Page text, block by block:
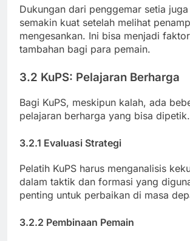
Dukungan dari penggemar setia
semakin kuat setelah melihat
mengesankan. Ini bisa menjadi
tambahan bagi para pemain.
3.2 KuPS: Pelajaran Berharga
Bagi KuPS, meskipun kalah, ada
pelajaran berharga yang bisa dipetik.
3.2.1 Evaluasi Strategi
Pelatih KuPS harus menganalisis
dalam taktik dan formasi yang
penting untuk perbaikan di masa
3.2.2 Pembinaan Pemain